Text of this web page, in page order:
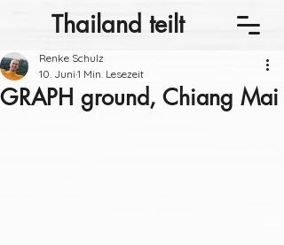
Thailand teilt
GRAPH ground, Chiang Mai
Renke Schulz
10. Juni 1 Min. Lesezeit